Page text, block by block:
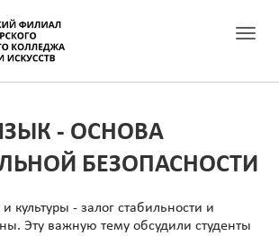
Toggle
- ОСНОВА
БЕЗОПАСНОСТИ
культуры - залог стабильности и
Эту важную тему обсудили студенты